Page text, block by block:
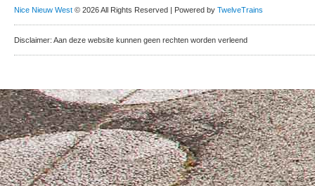
Nice Nieuw West © 2026 All Rights Reserved | Powered by TwelveTrains
Disclaimer: Aan deze website kunnen geen rechten worden verleend